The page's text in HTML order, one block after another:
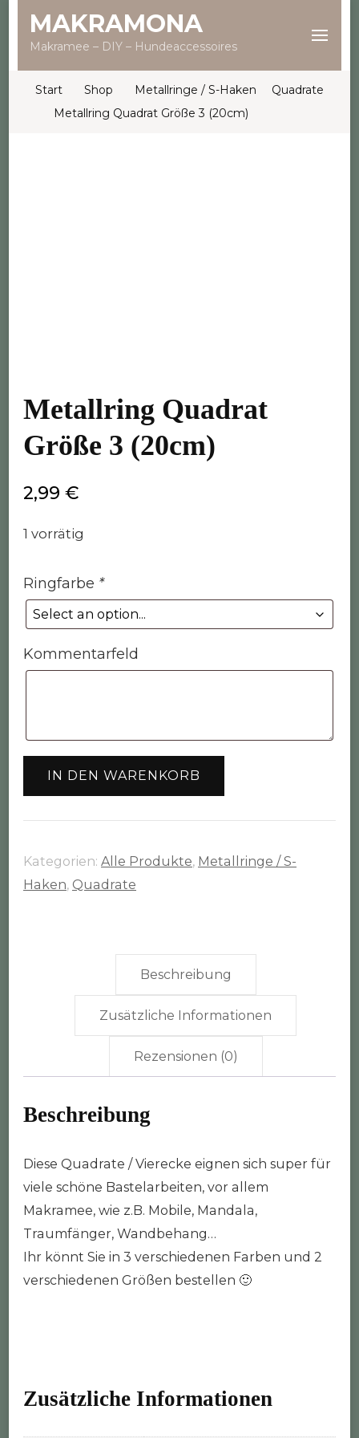
MAKRAMONA
Makramee – DIY – Hundeaccessoires
Start Shop Metallringe / S-Haken
Quadrate
Metallring Quadrat Größe 3 (20cm)
Metallring Quadrat
Größe 3 (20cm)
2,99 €
1 vorrätig
Ringfarbe *
Kommentarfeld
Metallring
Quadrat
Menge
IN DEN WARENKORB
Kategorien: Alle Produkte, Metallringe / S-
Haken, Quadrate
Beschreibung
Zusätzliche Informationen
Rezensionen (0)
Beschreibung
Diese Quadrate / Vierecke eignen sich super für
viele schöne Bastelarbeiten, vor allem
Makramee, wie z.B. Mobile, Mandala,
Traumfänger, Wandbehang…
Ihr könnt Sie in 3 verschiedenen Farben und 2
verschiedenen Größen bestellen 🙂
Zusätzliche Informationen